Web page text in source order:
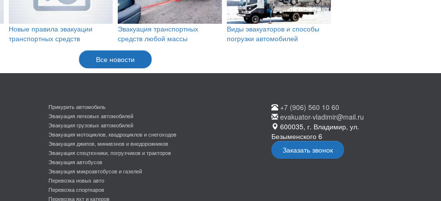
Новые правила эвакуации
транспортных средств
Эвакуация транспортных
средств любой массы
Виды эвакуаторов и способы
погрузки автомобилей
Все новости
Прикурить автомобиль
Эвакуация легковых автомобилей
Эвакуация грузовых автомобилей
Эвакуация мотоциклов, квадроциклов и снегоходов
Эвакуация джипов, минивэнов и внедорожников
Эвакуация спецтехники, погрузчиков и тракторов
Эвакуация автобусов
Эвакуация микроавтобусов и газелей
Перевозка новых авто
Перевозка спорткаров
Перевозка яхт и катеров
+7 (906) 560 10 60
evakuator-vladimir@mail.ru
600035, г. Владимир, ул.
Безыменского 6
Заказать звонок